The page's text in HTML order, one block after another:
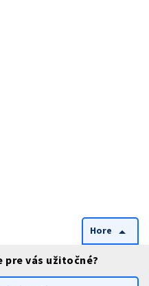
Hore arrow_drop_up
vás užitočné?